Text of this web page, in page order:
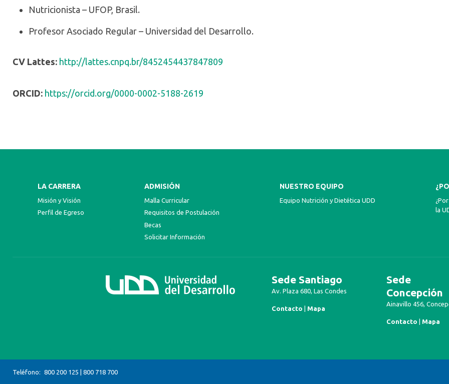
Nutricionista – UFOP, Brasil.
Profesor Asociado Regular – Universidad del Desarrollo.
CV Lattes: http://lattes.cnpq.br/8452454437847809
ORCID: https://orcid.org/0000-0002-5188-2619
LA CARRERA
Misión y Visión
Perfil de Egreso
ADMISIÓN
Malla Curricular
Requisitos de Postulación
Becas
Solicitar Información
NUESTRO EQUIPO
Equipo Nutrición y Dietética UDD
la
Sede Santiago
Av. Plaza 680, Las Condes
Contacto Mapa
Sede
Concepción
Ainavillo 456,
Contacto Mapa
Teléfono: 800 200 125 800 718 700